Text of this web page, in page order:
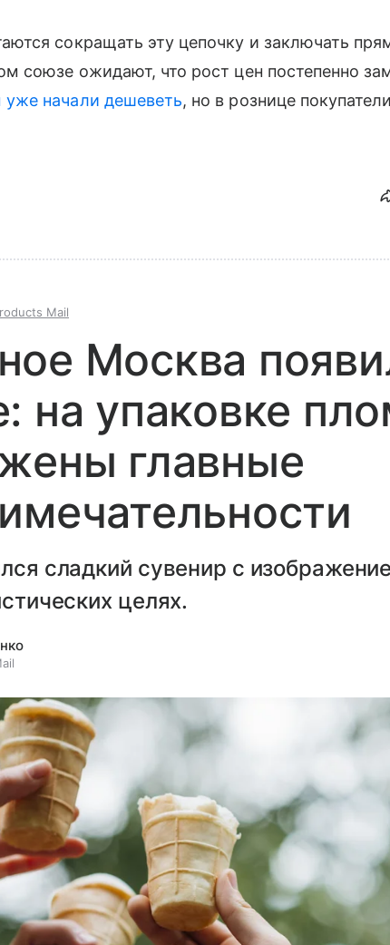
сокращать эту цепочку и заключать
союзе ожидают, что рост цен постепенно
начали дешеветь, но в рознице
Mail
Москва
на упаковке
главные
сладкий сувенир с
целях.